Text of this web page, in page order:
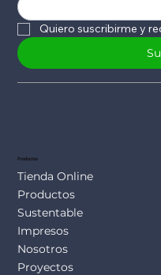
Quiero suscribirme y
Productos
Tienda Online
Productos
Sustentable
Impresos
Nosotros
Proyectos